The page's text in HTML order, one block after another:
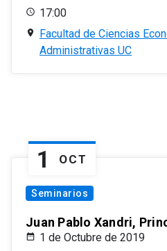
17:00
Facultad de Ciencias
Administrativas UC
1 OCT
Seminarios
Juan Pablo Xandri,
1 de Octubre de 2019